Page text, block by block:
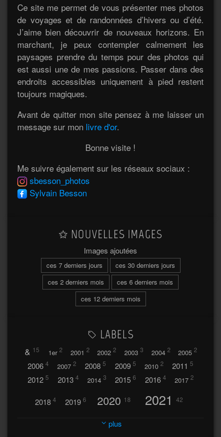
Ce site me permet de vous présenter mes photos
de voyages et de randonnées d’hivers ou d’été.
J’aime bien découvrir de nouveaux horizons. En
marchant, je peux contempler calmement les
paysages prendre du temps pour des photos qui
est aussi une de mes passions. Passer dans des
endroits accessibles uniquement à pied restent
toujours magiques.
Avant de quitter mon site pensez à me laisser un
message sur mon livre d'or.
Bonne visite !
Me suivre également sur les réseaux sociaux :
sbesson_photos
Sylvain Besson
NOUVELLES IMAGES
Images ajoutées
ces 7 derniers jours
ces 30 derniers jours
ces 2 derniers mois
ces 6 derniers mois
ces 12 derniers mois
LABELS
& 15 1er 2 2001 2 2002 2 2003 3 2004 2 2005 2
2006 4 2007 2 2008 5 2009 5 2010 2 2011 5
2012 5 2013 4 2014 3 2015 6 2016 4 2017 2
2018 4 2019 6 2020 18 2021 42
2023 32
plus